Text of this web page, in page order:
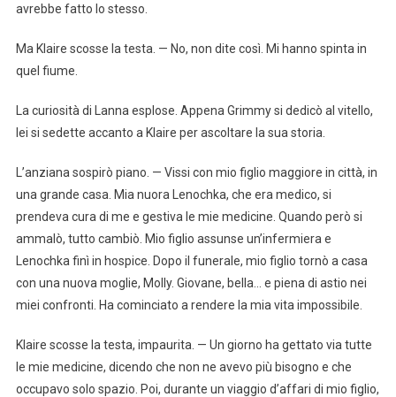
avrebbe fatto lo stesso.
Ma Klaire scosse la testa. — No, non dite così. Mi hanno spinta in
quel fiume.
La curiosità di Lanna esplose. Appena Grimmy si dedicò al vitello,
lei si sedette accanto a Klaire per ascoltare la sua storia.
L’anziana sospirò piano. — Vissi con mio figlio maggiore in città, in
una grande casa. Mia nuora Lenochka, che era medico, si
prendeva cura di me e gestiva le mie medicine. Quando però si
ammalò, tutto cambiò. Mio figlio assunse un’infermiera e
Lenochka finì in hospice. Dopo il funerale, mio figlio tornò a casa
con una nuova moglie, Molly. Giovane, bella… e piena di astio nei
miei confronti. Ha cominciato a rendere la mia vita impossibile.
Klaire scosse la testa, impaurita. — Un giorno ha gettato via tutte
le mie medicine, dicendo che non ne avevo più bisogno e che
occupavo solo spazio. Poi, durante un viaggio d’affari di mio figlio,